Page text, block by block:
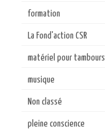
formation
La Fond'action CSR
matériel pour tambours
musique
Non classé
pleine conscience